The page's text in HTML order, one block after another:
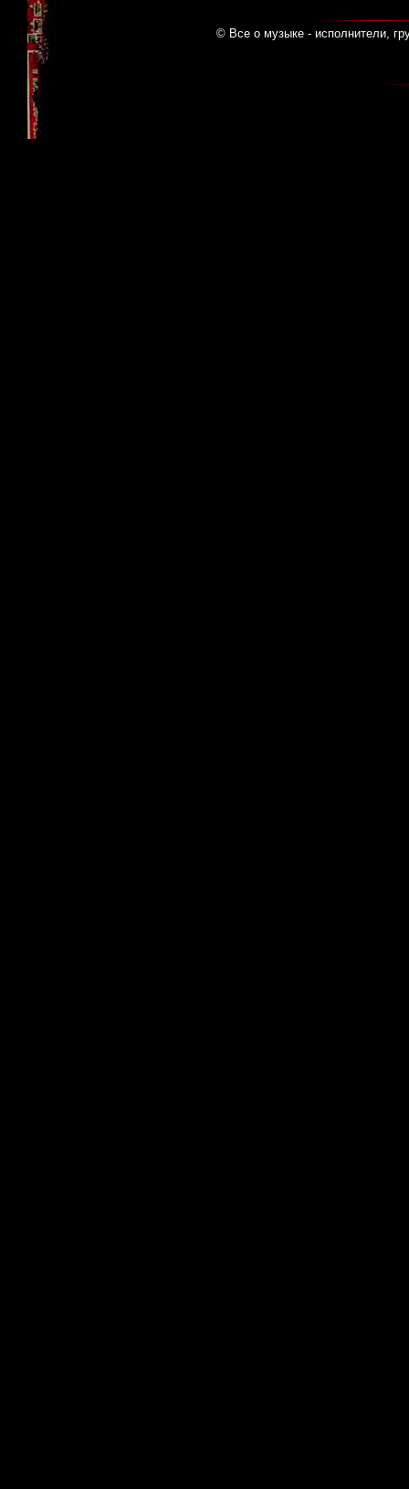
© Все о музыке - исполнители,